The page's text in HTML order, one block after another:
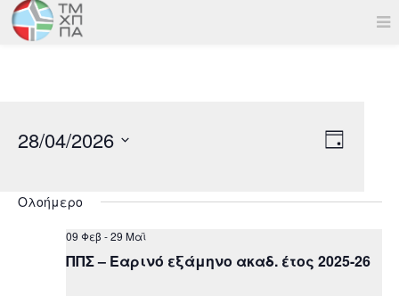
Views
Event
Views
Day
28/04/2026
Ολοήμερο
09 Φεβ -29 Μαϊ
ΠΠΣ – Εαρινό εξάμηνο ακαδ. έτος 2025-26